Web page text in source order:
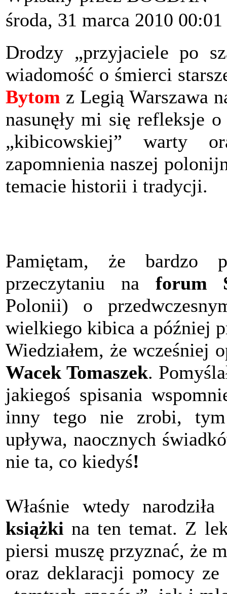
środa, 31 marca 2010 00:01
Drodzy „przyjaciele po
wiadomość o śmierci
Bytom z Legią Warszawa
nasunęły mi się refleksje
„kibicowskiej” warty
zapomnienia naszej
temacie historii i tradycji.
Pamiętam, że bardzo
przeczytaniu na forum
Polonii) o
wielkiego kibica a później
Wiedziałem, że wcześniej
Wacek Tomaszek.
jakiegoś spisania
inny tego nie zrobi, tym
upływa, naocznych
nie ta, co kiedyś!
Właśnie wtedy
książki na ten temat. Z
piersi muszę przyznać, że
oraz deklaracji pomocy